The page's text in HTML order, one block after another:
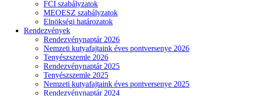
FCI szabályzatok
MEOESZ szabályzatok
Elnökségi határozatok
Rendezvények
Rendezvénynaptár 2026
Nemzeti kutyafajtaink éves pontversenye 2026
Tenyészszemle 2026
Rendezvénynaptár 2025
Tenyészszemle 2025
Nemzeti kutyafajtaink éves pontversenye 2025
Rendezvénynaptár 2024